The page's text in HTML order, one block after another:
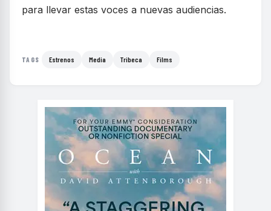
para llevar estas voces a nuevas audiencias.
TAGS Estrenos Media Tribeca Films